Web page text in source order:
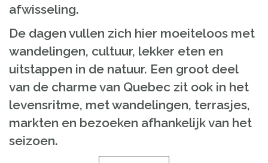
afwisseling.
De dagen vullen zich hier moeiteloos met
wandelingen, cultuur, lekker eten en
uitstappen in de natuur. Een groot deel
van de charme van Quebec zit ook in het
levensritme, met wandelingen, terrasjes,
markten en bezoeken afhankelijk van het
seizoen.